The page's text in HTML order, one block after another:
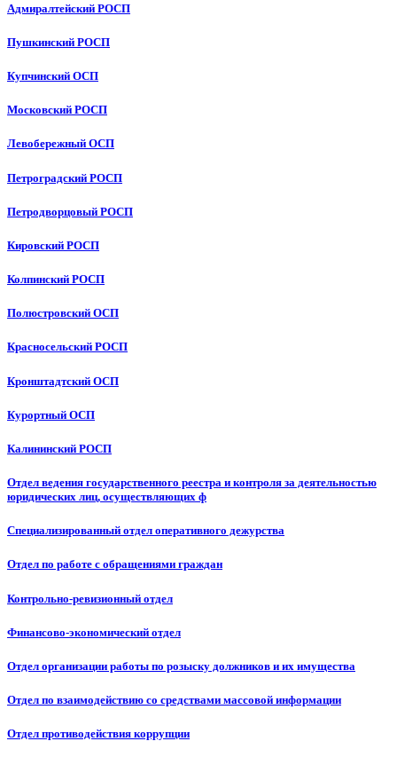
Адмиралтейский РОСП
Пушкинский РОСП
Купчинский ОСП
Московский РОСП
Левобережный ОСП
Петроградский РОСП
Петродворцовый РОСП
Кировский РОСП
Колпинский РОСП
Полюстровский ОСП
Красносельский РОСП
Кронштадтский ОСП
Курортный ОСП
Калининский РОСП
Отдел ведения государственного реестра и контроля за деятельностью
юридических лиц, осуществляющих ф
Специализированный отдел оперативного дежурства
Отдел по работе с обращениями граждан
Контрольно-ревизионный отдел
Финансово-экономический отдел
Отдел организации работы по розыску должников и их имущества
Отдел по взаимодействию со средствами массовой информации
Отдел противодействия коррупции